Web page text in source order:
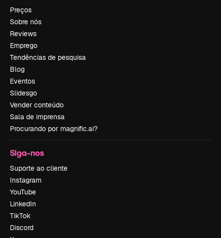
Preços
Sobre nós
Reviews
Emprego
Tendências de pesquisa
Blog
Eventos
Slidesgo
Vender conteúdo
Sala de imprensa
Procurando por magnific.ai?
Siga-nos
Suporte ao cliente
Instagram
YouTube
LinkedIn
TikTok
Discord